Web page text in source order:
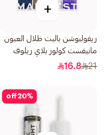
+
ريفوليوشن باليت ظلال العيون
مانيفست كولور بلاي ريلوف
1قطعة
21
16.8
20%
off